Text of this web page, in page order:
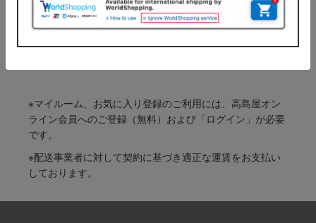
クリーム
美容液
UVケア
※マイルーム、お気に入り登録のご利用には、高島屋オン
ライン会員へのご登録（無料）および「ログイン」が必要
です。
※配送事業者に対して契約に基づき適正な運賃をお支払い
しております。